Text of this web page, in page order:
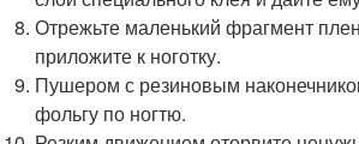
Отрежьте маленький фрагмент
приложите к ноготку.
Пушером с резиновым
фольгу по ногтю.